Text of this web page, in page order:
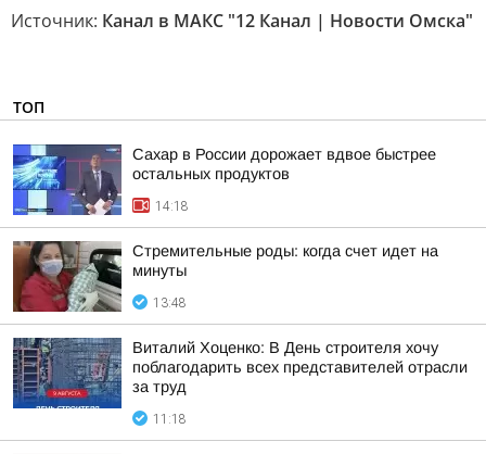
Источник: Канал в МАКС "12 Канал | Новости Омска"
ТОП
Сахар в России дорожает вдвое быстрее
остальных продуктов
14:18
Стремительные роды: когда счет идет на
минуты
13:48
Виталий Хоценко: В День строителя хочу
поблагодарить всех представителей отрасли
за труд
11:18